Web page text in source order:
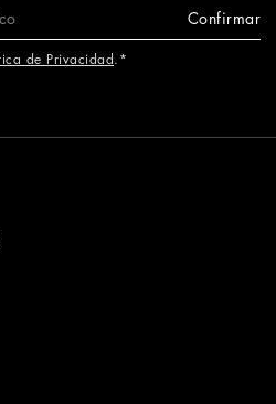
Confirmar
de Privacidad .